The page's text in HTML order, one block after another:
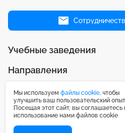
Учебные заведения
Направления
Рейтинги
Публикации
Центр поддержки
Мы используем файлы cookie, чтобы
улучшить ваш пользовательский
Посещая этот сайт, вы соглашаетесь
использование нами файлов cookie